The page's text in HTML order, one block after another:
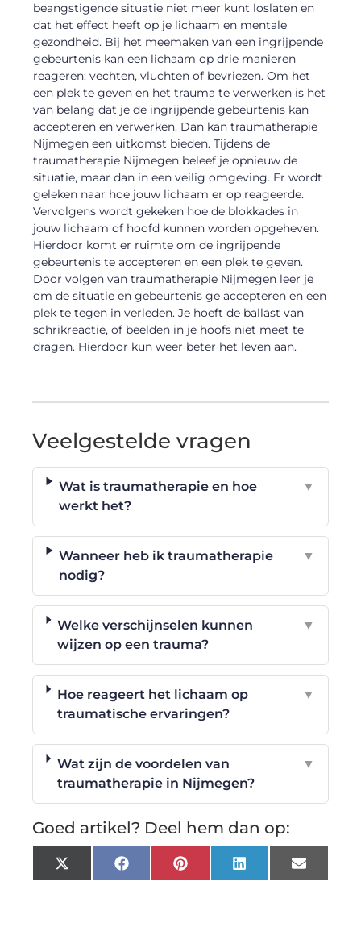
beangstigende situatie niet meer kunt loslaten en
dat het effect heeft op je lichaam en mentale
gezondheid. Bij het meemaken van een ingrijpende
gebeurtenis kan een lichaam op drie manieren
reageren: vechten, vluchten of bevriezen. Om het
een plek te geven en het trauma te verwerken is het
van belang dat je de ingrijpende gebeurtenis kan
accepteren en verwerken. Dan kan traumatherapie
Nijmegen een uitkomst bieden. Tijdens de
traumatherapie Nijmegen beleef je opnieuw de
situatie, maar dan in een veilig omgeving. Er wordt
geleken naar hoe jouw lichaam er op reageerde.
Vervolgens wordt gekeken hoe de blokkades in
jouw lichaam of hoofd kunnen worden opgeheven.
Hierdoor komt er ruimte om de ingrijpende
gebeurtenis te accepteren en een plek te geven.
Door volgen van traumatherapie Nijmegen leer je
om de situatie en gebeurtenis ge accepteren en een
plek te tegen in verleden. Je hoeft de ballast van
schrikreactie, of beelden in je hoofs niet meet te
dragen. Hierdoor kun weer beter het leven aan.
Veelgestelde vragen
Wat is traumatherapie en hoe
werkt het?
▼
Wanneer heb ik traumatherapie
nodig?
▼
Welke verschijnselen kunnen
wijzen op een trauma?
▼
Hoe reageert het lichaam op
traumatische ervaringen?
▼
Wat zijn de voordelen van
traumatherapie in Nijmegen?
▼
Goed artikel? Deel hem dan op:
X
(Twitter)
FacebookPinterestLinkedInEmail